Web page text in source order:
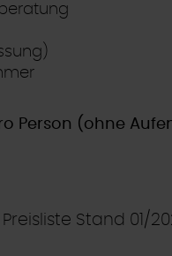
Person (ohne
Stand 01/